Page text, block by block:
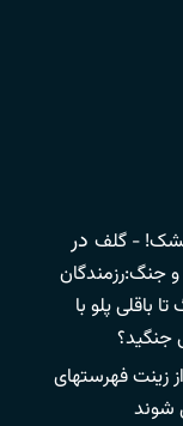
خشک! - گلف در
جنگ:رزمندگان
باقلی پلو با
جنگید؟
از زینت فهرستهای
شوند